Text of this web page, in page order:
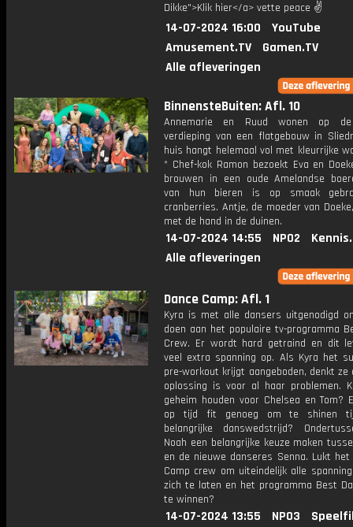
Dikke">Klik hier</a> vette peace ✌
14-07-2024 16:00
YouTube
Amusement.TV
Gamen.TV
Alle afleveringen
BinnensteBuiten: Afl. 10
Annemarie en Ruud wonen op
verdieping van een flatgebouw in
huis hangt helemaal vol met kleurrijke
* Chef-kok Ramon bezoekt Eva en
brouwen in een oude Amelandse
van hun bieren is op smaak
cranberries. Antje, de moeder van
met de hand in de duinen.
14-07-2024 14:55 NPO2
Alle afleveringen
Dance Camp: Afl. 1
Kyra is met alle dansers uitgenodigd
doen aan het populaire tv-programma
Crew. Er wordt hard getraind en dit
veel extra spanning op. Als Kyra het
pre-workout krijgt aangeboden, denkt
oplossing is voor al haar problemen.
geheim houden voor Chelsea en Tom?
op tijd fit genoeg om te shinen
belangrijke danswedstrijd?
Noah een belangrijke keuze maken
en de nieuwe danseres Senna. Lukt het
Camp crew om uiteindelijk alle
zich te laten en het programma Best
te winnen?
14-07-2024 13:55 NPO3